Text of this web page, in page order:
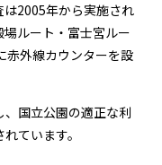
2005年から実施され
ルート・富士宮ルー
赤外線カウンターを設
国立公園の適正な利
ています。